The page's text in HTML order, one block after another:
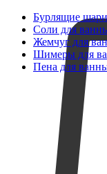
Бурлящие
Соли для
Жемчуг для
Шимеры для
Пена для